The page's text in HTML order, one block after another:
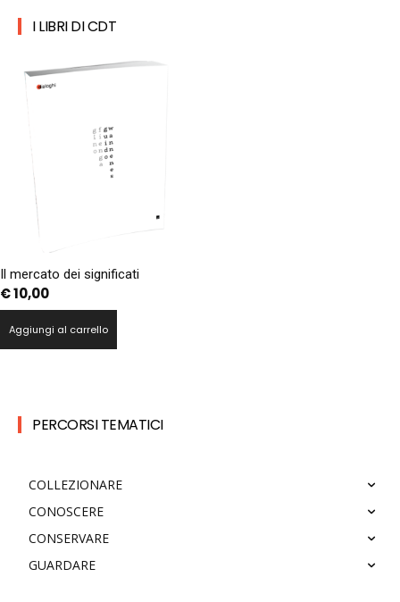
I LIBRI DI CDT
Il mercato dei significati
€10,00
Aggiungi al carrello
PERCORSI TEMATICI
COLLEZIONARE
CONOSCERE
CONSERVARE
GUARDARE